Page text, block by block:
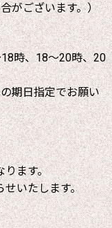
がございます。）
時、18～20時、20
期日指定でお願い
ります。
せいたします。